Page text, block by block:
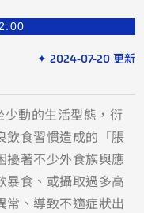
✦ 2024-07-20 更新
動的生活型態，衍
飲食習慣造成的「脹
擾著不少外食族與應
暴食、或攝取過多高
常、導致不適症狀出